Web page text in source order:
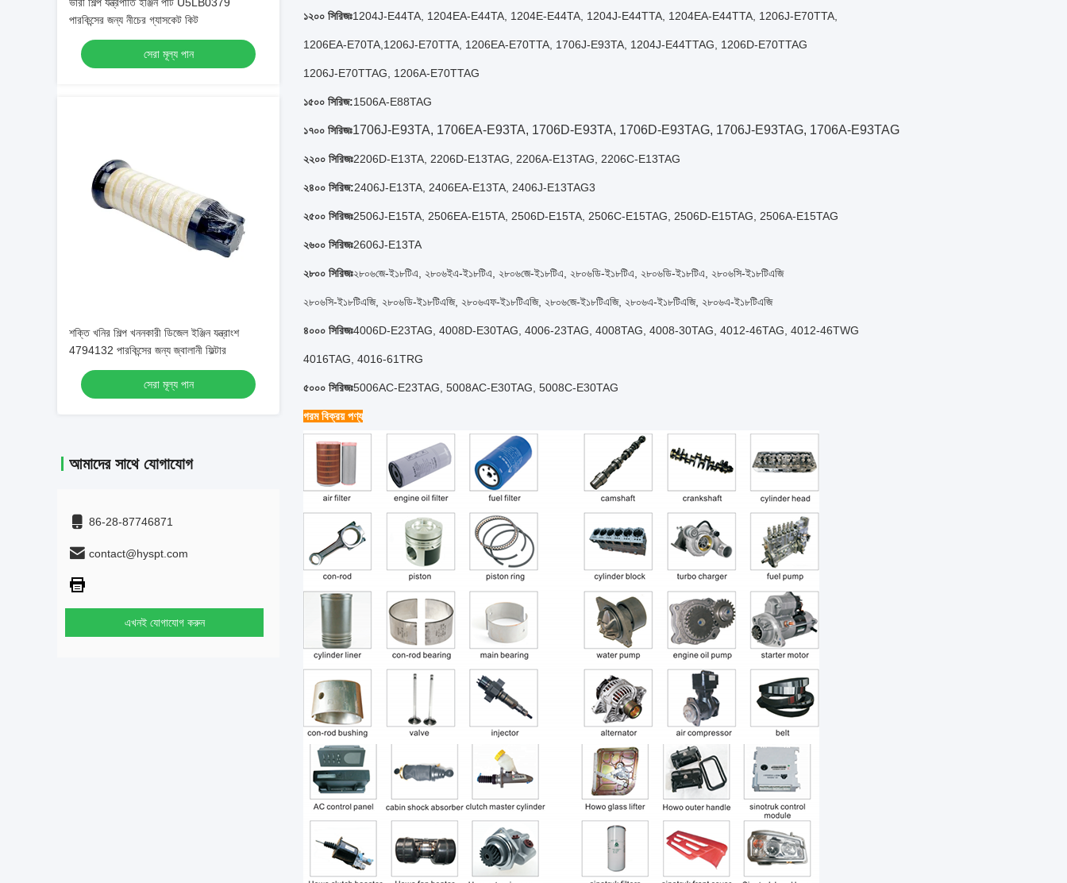
পারকিন্সের জন্য নীচের গ্যাসকেট কিট
সেরা মূল্য পান
শক্তি খনির শিল্প খননকারী ডিজেল ইঞ্জিন যন্ত্রাংশ
4794132 পারকিন্সের জন্য জ্বালানী ফিল্টার
সেরা মূল্য পান
আমাদের সাথে যোগাযোগ
86-28-87746871
contact@hyspt.com
এখনই যোগাযোগ করুন
১২০০ সিরিজঃ1204J-E44TA, 1204EA-E44TA, 1204E-E44TA, 1204J-E44TTA, 1204EA-E44TTA, 1206J-E70TTA,
1206EA-E70TA 1206J-E70TTA, 1206EA-E70TTA, 1706J-E93TA, 1204J-E44TTAG, 1206D-E70TTAG
1206J-E70TTAG, 1206A-E70TTAG
১৫০০ সিরিজ:1506A-E88TAG
১৭০০ সিরিজঃ1706J-E93TA, 1706EA-E93TA, 1706D-E93TA, 1706D-E93TAG, 1706J-E93TAG, 1706A-E93TAG
২২০০ সিরিজঃ2206D-E13TA, 2206D-E13TAG, 2206A-E13TAG, 2206C-E13TAG
২৪০০ সিরিজ:2406J-E13TA, 2406EA-E13TA, 2406J-E13TAG3
২৫০০ সিরিজঃ2506J-E15TA, 2506EA-E15TA, 2506D-E15TA, 2506C-E15TAG, 2506D-E15TAG, 2506A-E15TAG
২৬০০ সিরিজঃ2606J-E13TA
২৮০০ সিরিজঃ২৮০৬জে-ই১৮টিএ, ২৮০৬ইএ-ই১৮টিএ, ২৮০৬জে-ই১৮টিএ, ২৮০৬ডি-ই১৮টিএ, ২৮০৬ডি-ই১৮টিএ, ২৮০৬সি-ই১৮টিএজি
২৮০৬সি-ই১৮টিএজি, ২৮০৬ডি-ই১৮টিএজি, ২৮০৬এফ-ই১৮টিএজি, ২৮০৬জে-ই১৮টিএজি, ২৮০৬এ-ই১৮টিএজি, ২৮০৬এ-ই১৮টিএজি
৪০০০ সিরিজঃ4006D-E23TAG, 4008D-E30TAG, 4006-23TAG, 4008TAG, 4008-30TAG, 4012-46TAG, 4012-46TWG
4016TAG, 4016-61TRG
৫০০০ সিরিজঃ5006AC-E23TAG, 5008AC-E30TAG, 5008C-E30TAG
গরম বিক্রয় পণ্য